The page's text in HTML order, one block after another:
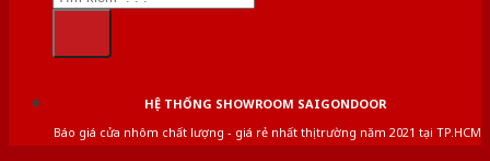
HỆ THỐNG SHOWROOM SAIGONDOOR
Báo giá cửa nhôm chất lượng - giá rẻ nhất thị trường năm 2021 tại TP.HCM